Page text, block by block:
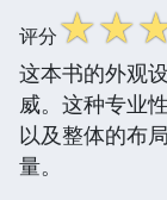
评分☆☆
这本书的外观
威。这种专业
以及整体的布
量。